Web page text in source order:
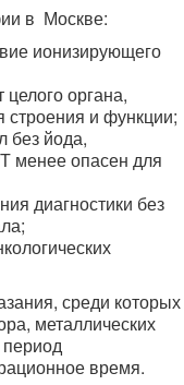
в Москве:
ионизирующего
органа,
строения и функции;
без йода,
менее опасен для
диагностики без
среди которых
металлических
время.